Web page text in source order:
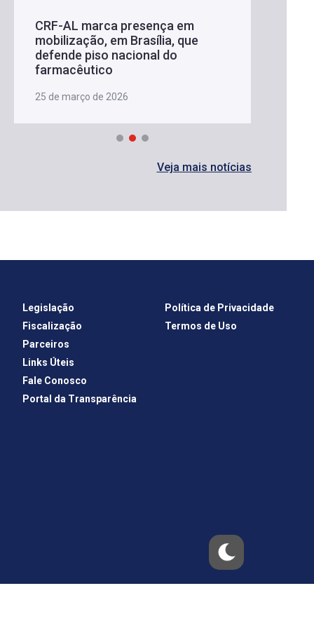
CRF-AL marca presença em
mobilização, em Brasília, que
defende piso nacional do
farmacêutico
25 de março de 2026
Veja mais notícias
Legislação
Fiscalização
Parceiros
Links Úteis
Fale Conosco
Portal da Transparência
Política de Privacidade
Termos de Uso